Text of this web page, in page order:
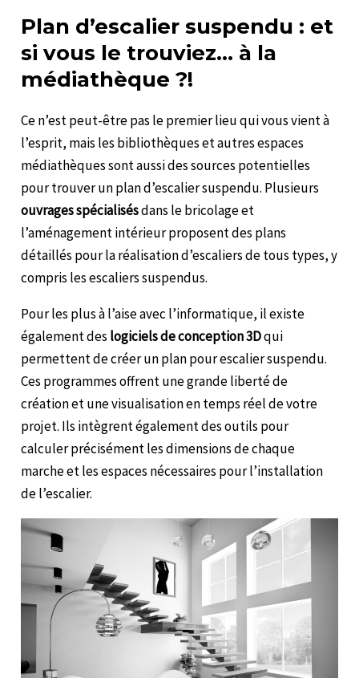
Plan d’escalier suspendu : et
si vous le trouviez… à la
médiathèque ?!
Ce n’est peut-être pas le premier lieu qui vous vient à
l’esprit, mais les bibliothèques et autres espaces
médiathèques sont aussi des sources potentielles
pour trouver un plan d’escalier suspendu. Plusieurs
ouvrages spécialisésdans le bricolage et
l’aménagement intérieur proposent des plans
détaillés pour la réalisation d’escaliers de tous types, y
compris les escaliers suspendus.
Pour les plus à l’aise avec l’informatique, il existe
également des logiciels de conception 3Dqui
permettent de créer un plan pour escalier suspendu.
Ces programmes offrent une grande liberté de
création et une visualisation en temps réel de votre
projet. Ils intègrent également des outils pour
calculer précisément les dimensions de chaque
marche et les espaces nécessaires pour l’installation
de l’escalier.